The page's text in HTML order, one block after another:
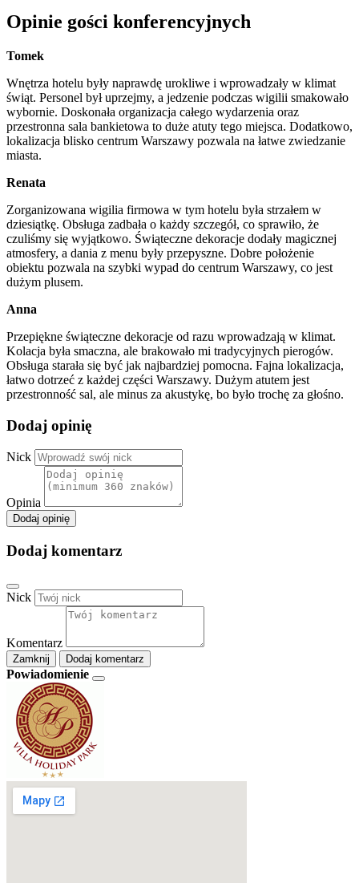
Opinie gości konferencyjnych
Tomek
Wnętrza hotelu były naprawdę urokliwe i wprowadzały w klimat
świąt. Personel był uprzejmy, a jedzenie podczas wigilii smakowało
wybornie. Doskonała organizacja całego wydarzenia oraz
przestronna sala bankietowa to duże atuty tego miejsca. Dodatkowo,
lokalizacja blisko centrum Warszawy pozwala na łatwe zwiedzanie
miasta.
Renata
Zorganizowana wigilia firmowa w tym hotelu była strzałem w
dziesiątkę. Obsługa zadbała o każdy szczegół, co sprawiło, że
czuliśmy się wyjątkowo. Świąteczne dekoracje dodały magicznej
atmosfery, a dania z menu były przepyszne. Dobre położenie
obiektu pozwala na szybki wypad do centrum Warszawy, co jest
dużym plusem.
Anna
Przepiękne świąteczne dekoracje od razu wprowadzają w klimat.
Kolacja była smaczna, ale brakowało mi tradycyjnych pierogów.
Obsługa starała się być jak najbardziej pomocna. Fajna lokalizacja,
łatwo dotrzeć z każdej części Warszawy. Dużym atutem jest
przestronność sal, ale minus za akustykę, bo było trochę za głośno.
Dodaj opinię
Nick
Opinia
Dodaj opinię
Dodaj komentarz
Nick
Komentarz
Zamknij Dodaj komentarz
Powiadomienie